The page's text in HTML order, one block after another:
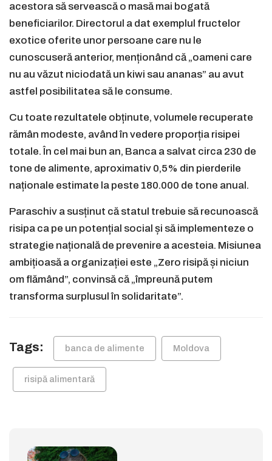
acestora să servească o masă mai bogată
beneficiarilor. Directorul a dat exemplul fructelor
exotice oferite unor persoane care nu le
cunoscuseră anterior, menționând că „oameni care
nu au văzut niciodată un kiwi sau ananas” au avut
astfel posibilitatea să le consume.
Cu toate rezultatele obținute, volumele recuperate
rămân modeste, având în vedere proporția risipei
totale. În cel mai bun an, Banca a salvat circa 230 de
tone de alimente, aproximativ 0,5% din pierderile
naționale estimate la peste 180.000 de tone anual.
Paraschiv a susținut că statul trebuie să recunoască
risipa ca pe un potențial social și să implementeze o
strategie națională de prevenire a acesteia. Misiunea
ambițioasă a organizației este „Zero risipă și niciun
om flămând”, convinsă că „împreună putem
transforma surplusul în solidaritate”.
Tags: banca de alimente Moldova
risipă alimentară